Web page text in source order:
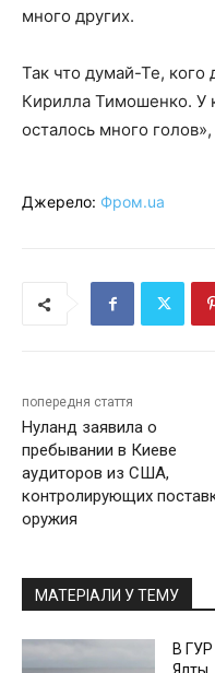
много других.
Так что думай-Те, кого
Кирилла Тимошенко. У
осталось много
Джерело: Фром.ua
попередня стаття
Нуланд заявила о
пребывании в Киеве
аудиторов из США,
контролирующих
оружия
МАТЕРІАЛИ У ТЕМУ
В